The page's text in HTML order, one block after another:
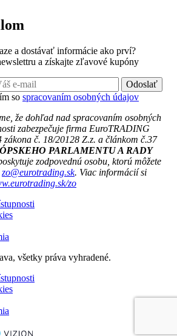
a dostávať informácie ako prví?
a získajte zľavové kupóny
Odoslať
so spracovaním osobných údajov
že dohľad nad spracovaním osobných
zabezpečuje firma EuroTRADING
zákona č. 18/20128 Z.z. a článkom č.37
PARLAMENTU A RADY
zodpovednú osobu, ktorú môžete
zo@eurotrading.sk. Viac informácií si
zo
všetky práva vyhradené.